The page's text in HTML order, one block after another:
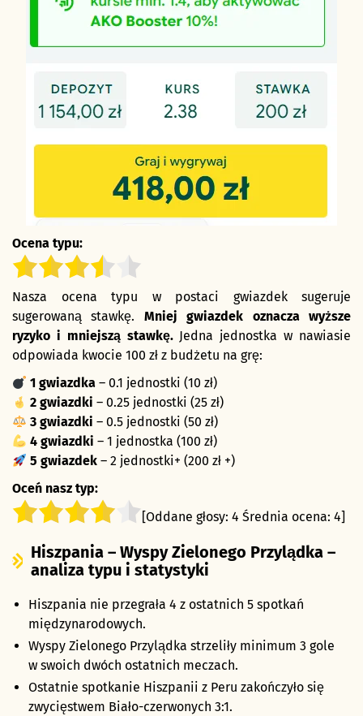
Ocena typu:
Nasza ocena typu w postaci gwiazdek sugeruje
sugerowaną stawkę. Mniej gwiazdek oznacza wyższe
ryzyko i mniejszą stawkę.Jedna jednostka w nawiasie
odpowiada kwocie 100 zł z budżetu na grę:
1 gwiazdka – 0.1 jednostki (10 zł)
2 gwiazdki – 0.25 jednostki (25 zł)
3 gwiazdki – 0.5 jednostki (50 zł)
4 gwiazdki – 1 jednostka (100 zł)
5 gwiazdek – 2 jednostki+ (200 zł +)
Oceń nasz typ:
[Oddane głosy: 4 Średnia ocena: 4]
Hiszpania – Wyspy Zielonego Przylądka –
analiza typu i statystyki
Hiszpania nie przegrała 4 z ostatnich 5 spotkań
międzynarodowych.
Wyspy Zielonego Przylądka strzeliły minimum 3 gole
w swoich dwóch ostatnich meczach.
Ostatnie spotkanie Hiszpanii z Peru zakończyło się
zwycięstwem Biało-czerwonych 3:1.